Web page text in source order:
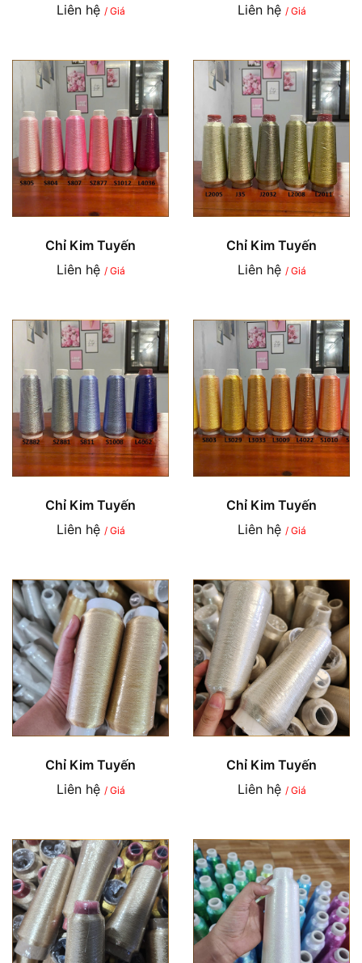
Liên hệ / Giá Liên hệ / Giá
Chỉ Kim Tuyến
Liên hệ / Giá
Chỉ Kim Tuyến
Liên hệ / Giá
Chỉ Kim Tuyến
Liên hệ / Giá
Chỉ Kim Tuyến
Liên hệ / Giá
Chỉ Kim Tuyến
Liên hệ / Giá
Chỉ Kim Tuyến
Liên hệ / Giá